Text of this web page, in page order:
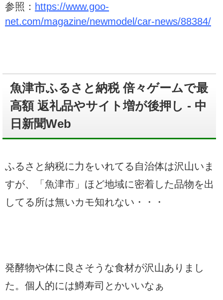
参照： https://www.goo-
net.com/magazine/newmodel/car-news/88384/
魚津市ふるさと納税 倍々ゲームで最
高額 返礼品やサイト増が後押し - 中
日新聞Web
ふるさと納税に力をいれてる自治体は沢山いま
すが、「魚津市」ほど地域に密着した品物を出
してる所は無いカモ知れない・・・
発酵物や体に良さそうな食材が沢山ありまし
た。個人的には鱒寿司とかいいなぁ